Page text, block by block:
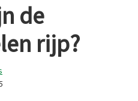
de
rijp?